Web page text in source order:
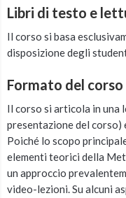
Libri di testo e
Il corso si basa
disposizione degli
Formato del corso
Il corso si articola in una
presentazione del
Poiché lo scopo
elementi teorici della
un approccio
video-lezioni. Su alcuni